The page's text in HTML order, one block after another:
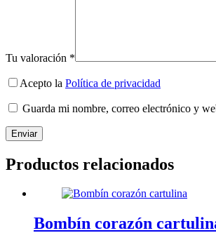
Tu valoración *
Acepto la Política de privacidad
Guarda mi nombre, correo electrónico y
Enviar
Productos relacionados
Bombín corazón